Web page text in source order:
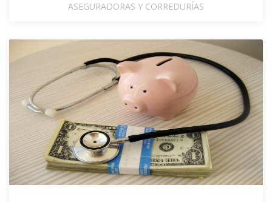
ASEGURADORAS Y CORREDURÍAS